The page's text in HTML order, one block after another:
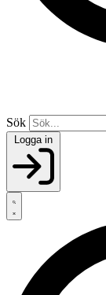
Sök
Logga in